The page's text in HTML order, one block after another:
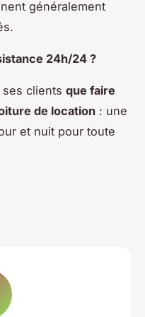
généralement
24h/24 ?
clients que faire
de location : une
et nuit pour toute